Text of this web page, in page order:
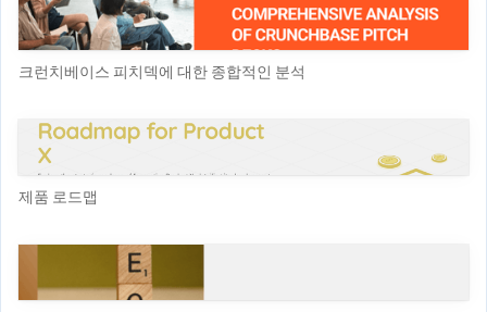
크런치베이스 피치덱에 대한 종합적인 분석
제품 로드맵